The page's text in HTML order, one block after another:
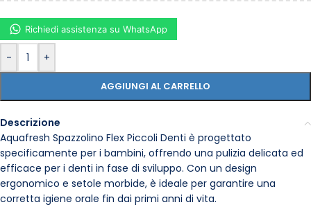
- +
AGGIUNGI AL CARRELLO
Richiedi assistenza su WhatsApp
Descrizione
Aquafresh Spazzolino Flex Piccoli Denti è progettato
specificamente per i bambini, offrendo una pulizia delicata ed
efficace per i denti in fase di sviluppo. Con un design
ergonomico e setole morbide, è ideale per garantire una
corretta igiene orale fin dai primi anni di vita.